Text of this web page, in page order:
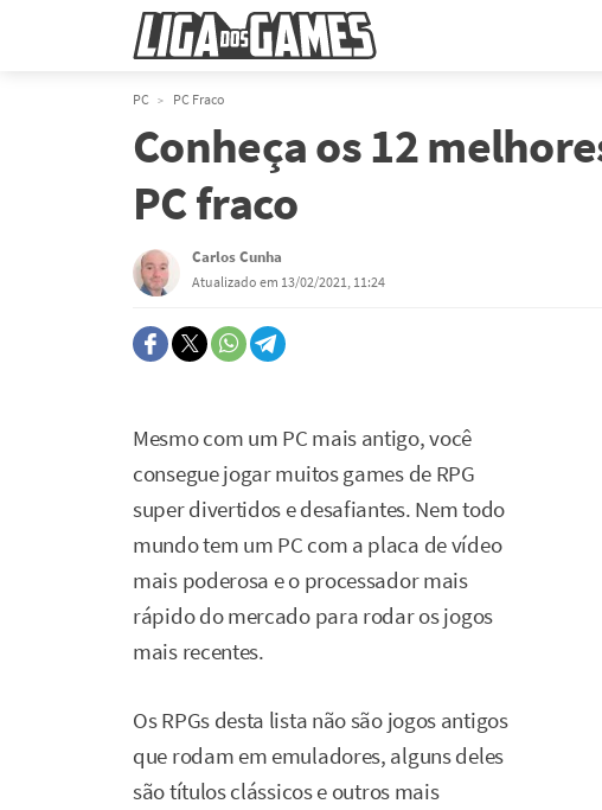
PC PC Fraco
Conheça os 12
PC fraco
Carlos Cunha
Atualizado em 13/02/2021, 11:24
Mesmo com um PC mais antigo, você
consegue jogar muitos games de RPG
super divertidos e desafiantes. Nem todo
mundo tem um PC com a placa de vídeo
mais poderosa e o processador mais
rápido do mercado para rodar os jogos
mais recentes.
Os RPGs desta lista não são jogos antigos
que rodam em emuladores, alguns deles
são títulos clássicos e outros mais